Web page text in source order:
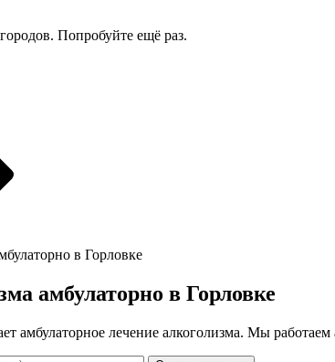
Попробуйте ещё раз.
в Горловке
амбулаторно в Горловке
амбулаторное лечение алкоголизма. Мы